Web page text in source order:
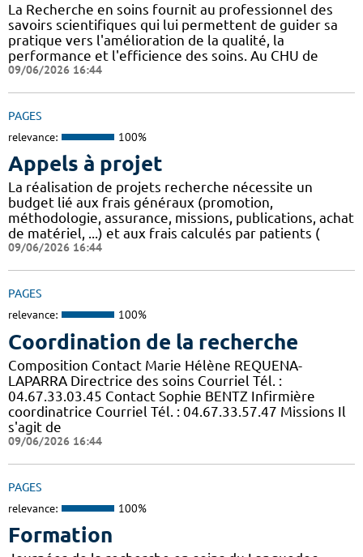
La Recherche en soins fournit au professionnel des
savoirs scientifiques qui lui permettent de guider sa
pratique vers l'amélioration de la qualité, la
performance et l'efficience des soins. Au CHU de
09/06/2026 16:44
PAGES
relevance: 100%
Appels à projet
La réalisation de projets recherche nécessite un
budget lié aux frais généraux (promotion,
méthodologie, assurance, missions, publications, achat
de matériel, ...) et aux frais calculés par patients (
09/06/2026 16:44
PAGES
relevance: 100%
Coordination de la recherche
Composition Contact Marie Hélène REQUENA-
LAPARRA Directrice des soins Courriel Tél. :
04.67.33.03.45 Contact Sophie BENTZ Infirmière
coordinatrice Courriel Tél. : 04.67.33.57.47 Missions Il
s'agit de
09/06/2026 16:44
PAGES
relevance: 100%
Formation